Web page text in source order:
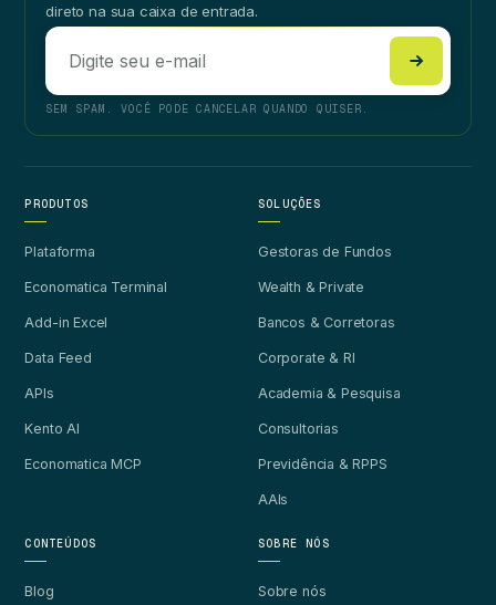
direto na sua caixa de entrada.
SEM SPAM. VOCÊ PODE CANCELAR QUANDO QUISER.
PRODUTOS
Plataforma
Economatica Terminal
Add-in Excel
Data Feed
APIs
Kento AI
Economatica MCP
SOLUÇÕES
Gestoras de Fundos
Wealth & Private
Bancos & Corretoras
Corporate & RI
Academia & Pesquisa
Consultorias
Previdência & RPPS
AAIs
CONTEÚDOS
Blog
SOBRE NÓS
Sobre nós